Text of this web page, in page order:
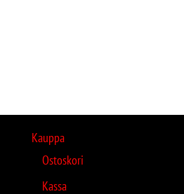
Kauppa
Ostoskori
Kassa